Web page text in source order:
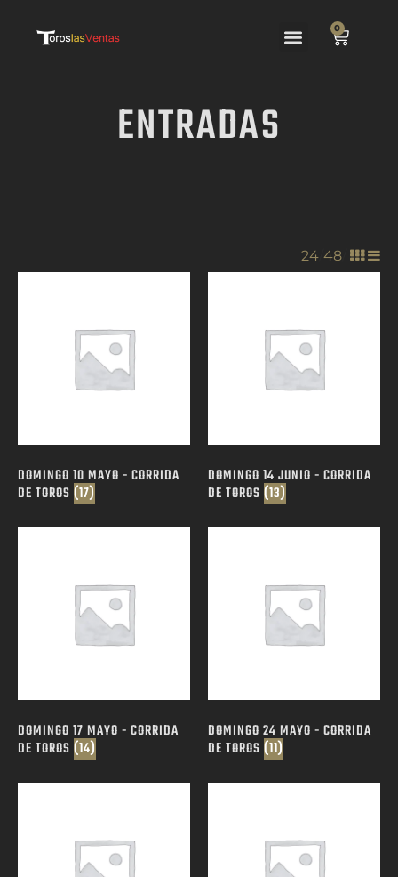
0
ENTRADAS
24 48
DOMINGO 10 MAYO - CORRIDA
DE TOROS (17)
DOMINGO 14 JUNIO - CORRIDA
DE TOROS (13)
DOMINGO 17 MAYO - CORRIDA
DE TOROS (14)
DOMINGO 24 MAYO - CORRIDA
DE TOROS (11)